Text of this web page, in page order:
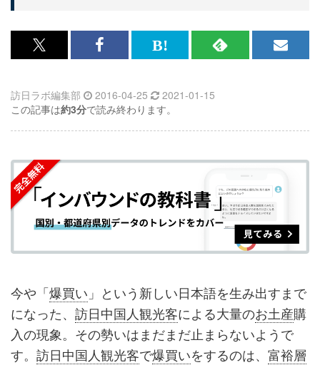
替
る
x<br>
記
事
シ
ェ
ア
す
る
Facebook<br>
記
事
シ
ェ
ア
す
る
は
な
ブ
ク
マ
ー
ク
に
加
RSS
購
読
す
る
メ
録
す
訪日ラボ編集部 2016-04-25
2021-01-15
この記事は約3分で読み終わります。
今や「爆買い 」という新しい日本語を生み出すまで
になった、 訪日中国人観光客による大量のお土産購
入の現象。その勢いはまだまだ止まらないようで
す。 訪日中国人観光客で爆買いをするのは、 富裕層